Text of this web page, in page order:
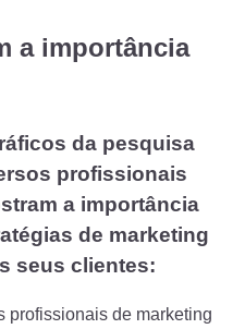
a importância
da pesquisa
profissionais
a importância
de marketing
seus clientes:
profissionais de marketing